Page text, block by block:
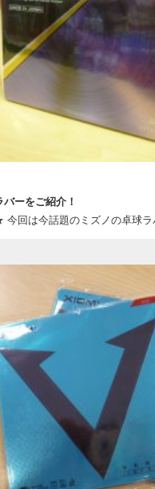
ーをご紹介！
今回は今話題のミズノの卓球